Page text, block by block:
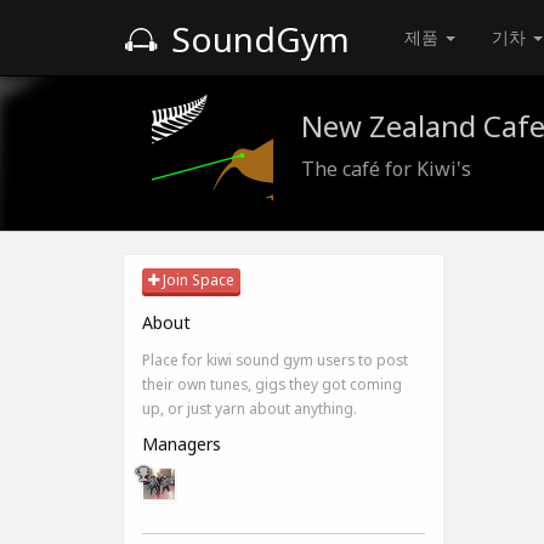
SoundGym 제품 기차
New Zealand Cafe
The café for Kiwi's
Join Space
About
Place for kiwi sound gym users to post
their own tunes, gigs they got coming
up, or just yarn about anything.
Managers